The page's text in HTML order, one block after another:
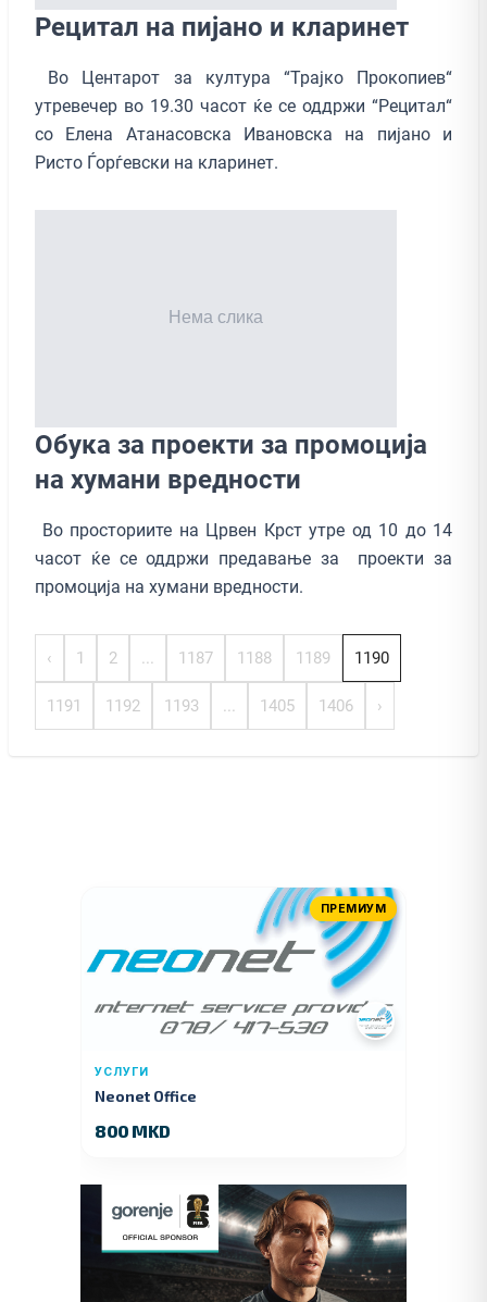
Рецитал на пијано и кларинет
Во Центарот за култура “Трајко Прокопиев“
утревечер во 19.30 часот ќе се оддржи “Рецитал“
со Елена Атанасовска Ивановска на пијано и
Ристо Ѓорѓевски на кларинет.
Обука за проекти за промоција
на хумани вредности
Во просториите на Црвен Крст утре од 10 до 14
часот ќе се оддржи предавање за проекти за
промоција на хумани вредности.
‹ 1 2 ... 1187 1188 1189 1190
1191 1192 1193 ... 1405 1406 ›
ПРЕМИУМ
УСЛУГИ
Neonet Office
800 MKD